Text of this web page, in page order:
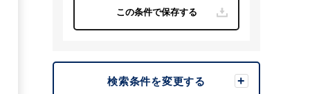
検索条件を変更する